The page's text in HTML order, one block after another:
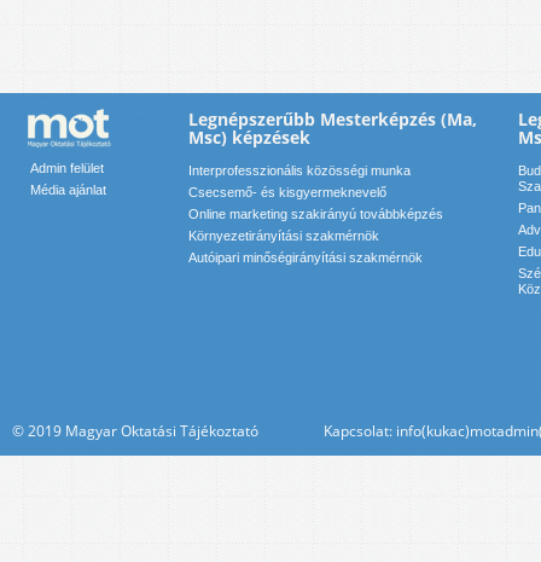
Admin felület
Média ajánlat
Legnépszerűbb Mesterképzés (Ma,
Msc) képzések
Interprofesszionális közösségi munka
Csecsemő- és kisgyermeknevelő
Online marketing szakirányú továbbképzés
Környezetirányítási szakmérnök
Autóipari minőségirányítási szakmérnök
© 2019 Magyar Oktatási Tájékoztató Kapcsolat: